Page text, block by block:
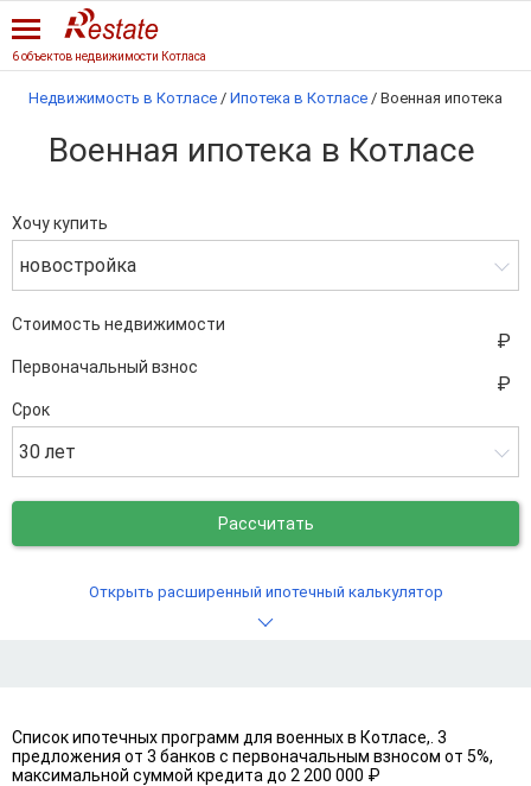
6 объектов недвижимости Котласа
Недвижимость в Котласе / Ипотека в Котласе / Военная ипотека
Военная ипотека в Котласе
Хочу купить
новостройка
Стоимость недвижимости
Первоначальный взнос
Срок
30 лет
Рассчитать
Открыть расширенный ипотечный калькулятор
Список ипотечных программ для военных в Котласе,. 3
предложения от 3 банков с первоначальным взносом от 5%,
максимальной суммой кредита до 2 200 000 ₽